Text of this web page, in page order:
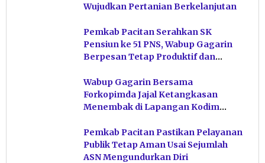
Wujudkan Pertanian Berkelanjutan
Pemkab Pacitan Serahkan SK
Pensiun ke 51 PNS, Wabup Gagarin
Berpesan Tetap Produktif dan
Wabup Gagarin Bersama
Forkopimda Jajal Ketangkasan
Menembak di Lapangan Kodim
Pemkab Pacitan Pastikan Pelayanan
Publik Tetap Aman Usai Sejumlah
ASN Mengundurkan Diri